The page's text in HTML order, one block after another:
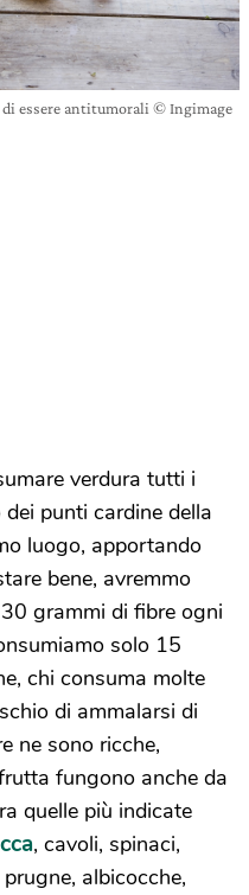
di essere antitumorali © Ingimage
verdura tutti i
punti cardine della
luogo, apportando
bene, avremmo
grammi di fibre ogni
solo 15
chi consuma molte
di ammalarsi di
ne sono ricche,
fungono anche da
quelle più indicate
, cavoli, spinaci,
albicocche,